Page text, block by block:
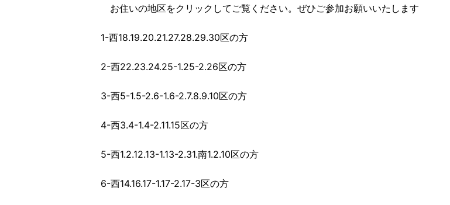
お住いの地区をクリックしてご覧ください。ぜひご参加お願いいたします
1-西18.19.20.21.27.28.29.30区の方
2-西22.23.24.25-1.25-2.26区の方
3-西5-1.5-2.6-1.6-2.7.8.9.10区の方
4-西3.4-1.4-2.11.15区の方
5-西1.2.12.13-1.13-2.31.南1.2.10区の方
6-西14.16.17-1.17-2.17-3区の方